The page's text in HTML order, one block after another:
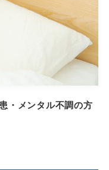
・メンタル不調の方